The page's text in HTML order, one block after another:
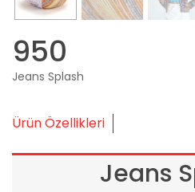
950
Jeans Splash
Ürün Özellikleri
Jeans